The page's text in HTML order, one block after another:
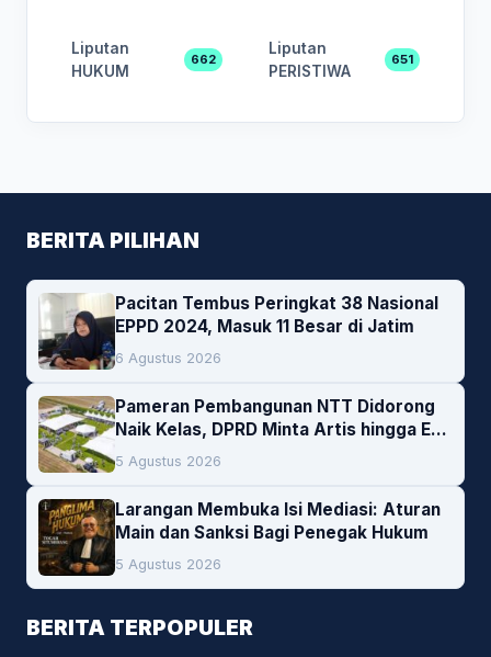
Liputan
HUKUM
662
Liputan
PERISTIWA
651
BERITA PILIHAN
Pacitan Tembus Peringkat 38 Nasional
EPPD 2024, Masuk 11 Besar di Jatim
6 Agustus 2026
Pameran Pembangunan NTT Didorong
Naik Kelas, DPRD Minta Artis hingga EO
Lokal Jadi Prioritas
5 Agustus 2026
Larangan Membuka Isi Mediasi: Aturan
Main dan Sanksi Bagi Penegak Hukum
5 Agustus 2026
BERITA TERPOPULER